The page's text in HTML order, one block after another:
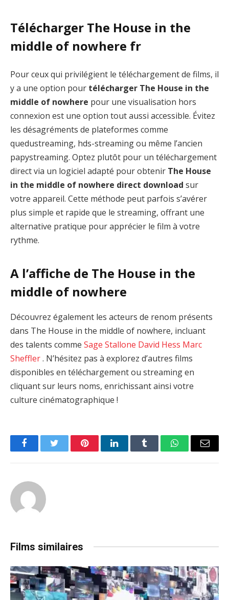
Télécharger The House in the
middle of nowhere fr
Pour ceux qui privilégient le téléchargement de films, il
y a une option pour télécharger The House in the
middle of nowhere pour une visualisation hors
connexion est une option tout aussi accessible. Évitez
les désagréments de plateformes comme
quedustreaming, hds-streaming ou même l’ancien
papystreaming. Optez plutôt pour un téléchargement
direct via un logiciel adapté pour obtenir The House
in the middle of nowhere direct download sur
votre appareil. Cette méthode peut parfois s’avérer
plus simple et rapide que le streaming, offrant une
alternative pratique pour apprécier le film à votre
rythme.
A l’affiche de The House in the
middle of nowhere
Découvrez également les acteurs de renom présents
dans The House in the middle of nowhere, incluant
des talents comme Sage Stallone David Hess Marc
Sheffler. N’hésitez pas à explorez d’autres films
disponibles en téléchargement ou streaming en
cliquant sur leurs noms, enrichissant ainsi votre
culture cinématographique !
FacebookTwitter PinterestLinkedInTumblr WhatsAppEmail
Films similaires